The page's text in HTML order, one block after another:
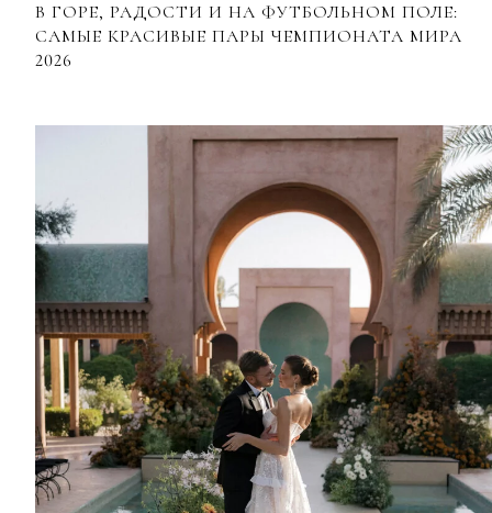
В ГОРЕ, РАДОСТИ И НА ФУТБОЛЬНОМ ПОЛЕ:
САМЫЕ КРАСИВЫЕ ПАРЫ ЧЕМПИОНАТА МИРА
2026